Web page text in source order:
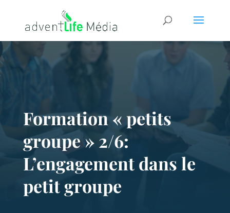
Formation « petits
groupe » 2/6:
L’engagement dans le
petit groupe